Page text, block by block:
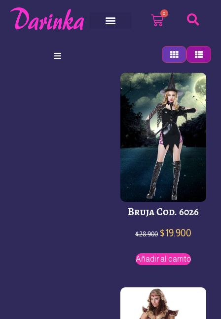
0
Bruja Cod. 6026
$28.900 $19.900
Añadir al carrito